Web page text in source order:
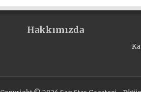
Hakkımızda